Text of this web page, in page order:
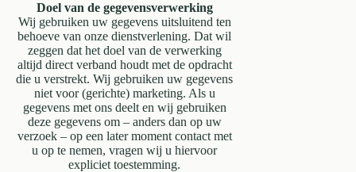
Doel van de gegevensverwerking
Wij gebruiken uw gegevens uitsluitend ten
behoeve van onze dienstverlening. Dat wil
zeggen dat het doel van de verwerking
altijd direct verband houdt met de opdracht
die u verstrekt. Wij gebruiken uw gegevens
niet voor (gerichte) marketing. Als u
gegevens met ons deelt en wij gebruiken
deze gegevens om – anders dan op uw
verzoek – op een later moment contact met
u op te nemen, vragen wij u hiervoor
expliciet toestemming.